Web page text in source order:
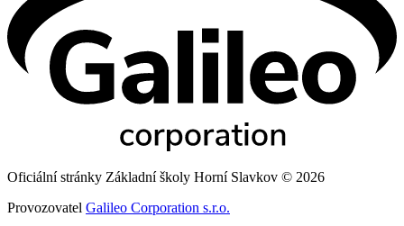
Oficiální stránky Základní školy Horní Slavkov © 2026
Provozovatel Galileo Corporation s.r.o.